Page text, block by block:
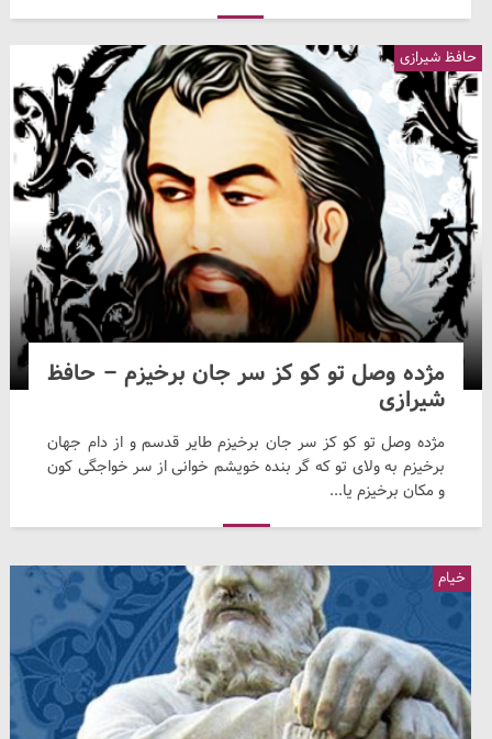
مژده وصل تو کو کز سر جان برخیزم – حافظ
شیرازی
مژده وصل تو کو کز سر جان برخیزم طایر قدسم و از دام جهان
برخیزم به ولای تو که گر بنده خویشم خوانی از سر خواجگی کون
و مکان برخیزم یا...
حافظ شیرازی
خیام